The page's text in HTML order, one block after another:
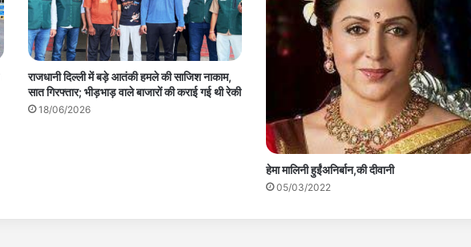
राजधानी दिल्ली में बड़े आतंकी हमले की साजिश नाकाम,
सात गिरफ्तार; भीड़भाड़ वाले बाजारों की कराई गई थी रेकी
18/06/2026
हेमा मालिनी हुईंअनिर्बान,की दीवानी
05/03/2022